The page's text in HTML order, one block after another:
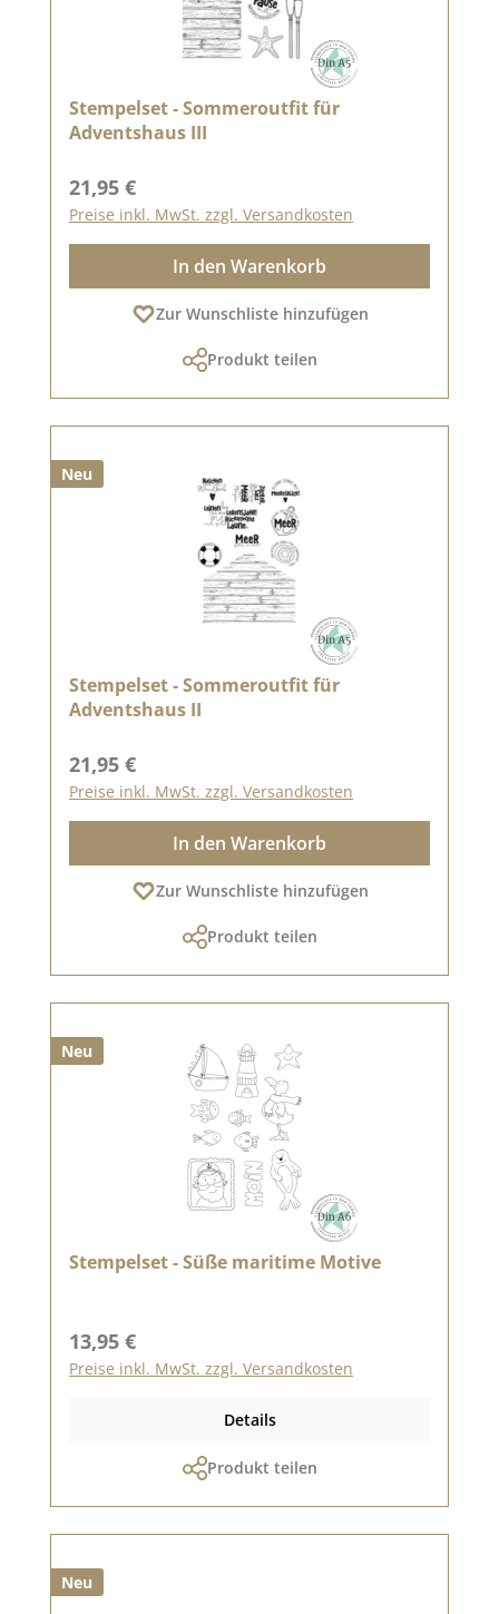
Stempelset - Sommeroutfit für
Adventshaus III
Regulärer Preis:
21,95 €
Preise inkl. MwSt. zzgl. Versandkosten
In den Warenkorb
Zur Wunschliste hinzufügen
Produkt teilen
Neu
Stempelset - Sommeroutfit für
Adventshaus II
Regulärer Preis:
21,95 €
Preise inkl. MwSt. zzgl. Versandkosten
In den Warenkorb
Zur Wunschliste hinzufügen
Produkt teilen
Neu
Stempelset - Süße maritime Motive
Regulärer Preis:
13,95 €
Preise inkl. MwSt. zzgl. Versandkosten
Details
Produkt teilen
Neu